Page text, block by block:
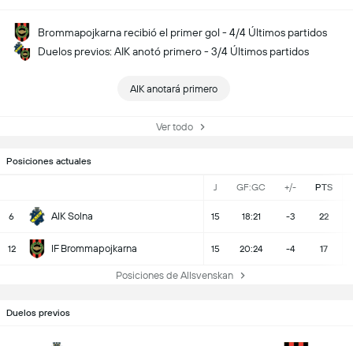
Brommapojkarna recibió el primer gol - 4/4 Últimos partidos
Duelos previos: AIK anotó primero - 3/4 Últimos partidos
AIK anotará primero
Ver todo
Posiciones actuales
J GF:GC +/- PTS
6 AIK Solna 15 18:21 -3 22
12 IF Brommapojkarna 15 20:24 -4 17
Posiciones de Allsvenskan
Duelos previos